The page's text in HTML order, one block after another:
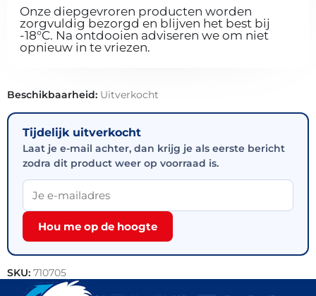
Onze diepgevroren producten worden
zorgvuldig bezorgd en blijven het best bij
-18°C. Na ontdooien adviseren we om niet
opnieuw in te vriezen.
Beschikbaarheid: Uitverkocht
Tijdelijk uitverkocht
Laat je e-mail achter, dan krijg je als eerste bericht
zodra dit product weer op voorraad is.
Hou me op de hoogte
SKU: 710705
Categorieën:Rundvlees